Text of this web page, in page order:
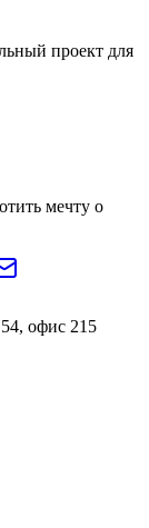
проект для
мечту о
офис 215